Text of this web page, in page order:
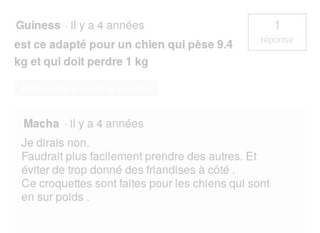
Guiness · il y a 4 années
est ce adapté pour un chien qui pèse 9.4
kg et qui doit perdre 1 kg
1
réponse
Macha · il y a 4 années
Je dirais non.
Faudrait plus facilement prendre des autres. Et
éviter de trop donné des friandises à côté .
Ce croquettes sont faites pour les chiens qui sont
en sur poids .